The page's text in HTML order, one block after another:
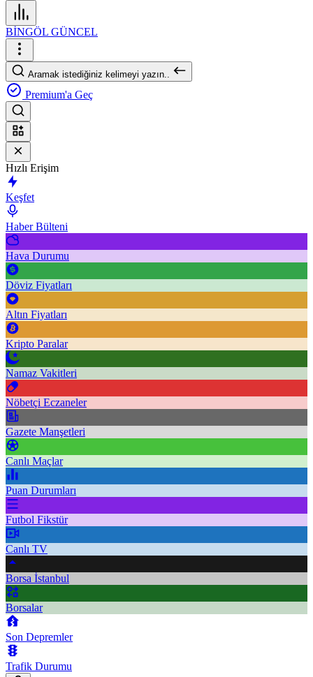
BİNGÖL GÜNCEL
Aramak istediğiniz kelimeyi yazın..
Premium'a Geç
Hızlı Erişim
Keşfet
Haber Bülteni
Hava Durumu
Döviz Fiyatları
Altın Fiyatları
Kripto Paralar
Namaz Vakitleri
Nöbetçi Eczaneler
Gazete Manşetleri
Canlı Maçlar
Puan Durumları
Futbol Fikstür
Canlı TV
Borsa İstanbul
Borsalar
Son Depremler
Trafik Durumu